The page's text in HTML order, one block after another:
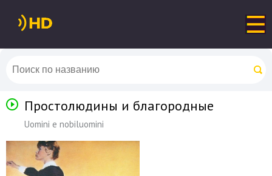
Простолюдины и благородные
Uomini e nobiluomini